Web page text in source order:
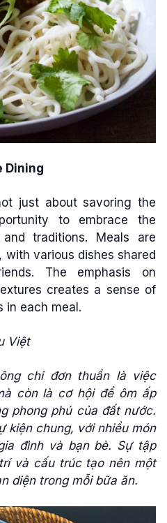
Dining
just about savoring the
to embrace the
traditions. Meals are
with various dishes shared
The emphasis on
creates a sense of
in each meal.
Việt
chỉ đơn thuần là việc
còn là cơ hội để ôm ấp
phong phú của đất nước.
kiện chung, với nhiều món
đình và bạn bè. Sự tập
và cấu trúc tạo nên một
diện trong mỗi bữa ăn.